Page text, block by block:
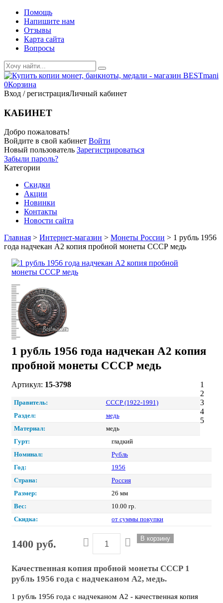
Помощь
Напишите нам
Отзывы
Карта сайта
Вопросы
0Корзина
Вход / регистрацияЛичный кабинет
КАБИНЕТ
Добро пожаловать!
Войдите в свой кабинет Войти
Новый пользователь Зарегистрироваться
Забыли пароль?
Категории
Скидки
Акции
Новинки
Контакты
Новости сайта
Главная > Интернет-магазин > Монеты России > 1 рубль 1956
года надчекан А2 копия пробной монеты СССР медь
1 рубль 1956 года надчекан А2 копия
пробной монеты СССР медь
1
2
3
4
5
Артикул: 15-3798
Правитель:
СССР (1922-1991)
Раздел:
медь
Материал:
медь
Гурт:
гладкий
Номинал:
Рубль
Год:
1956
Страна:
Россия
Размер:
26 мм
Вес:
10.00 гр.
Скидка:
от суммы покупки
1400 руб.
Качественная копия пробной монеты СССР 1
рубль 1956 года с надчеканом А2, медь.
1 рубль 1956 года с надчеканом А2 - качественная копия